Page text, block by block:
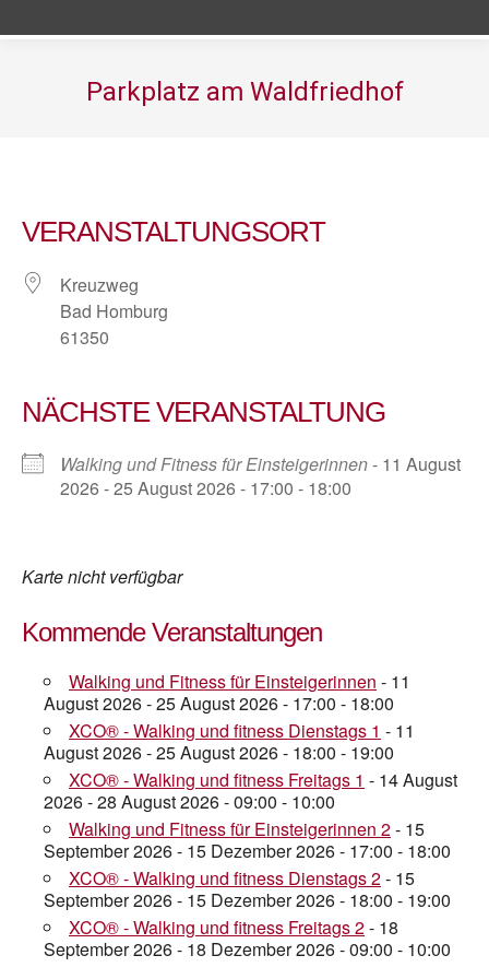
Parkplatz am Waldfriedhof
VERANSTALTUNGSORT
Kreuzweg
Bad Homburg
61350
NÄCHSTE VERANSTALTUNG
Walking und Fitness für Einsteigerinnen- 11 August
2026 - 25 August 2026 - 17:00 - 18:00
Karte nicht verfügbar
Kommende Veranstaltungen
Walking und Fitness für Einsteigerinnen - 11
August 2026 - 25 August 2026 - 17:00 - 18:00
XCO® - Walking und fitness Dienstags 1 - 11
August 2026 - 25 August 2026 - 18:00 - 19:00
XCO® - Walking und fitness Freitags 1 - 14 August
2026 - 28 August 2026 - 09:00 - 10:00
Walking und Fitness für Einsteigerinnen 2- 15
September 2026 - 15 Dezember 2026 - 17:00 - 18:00
XCO® - Walking und fitness Dienstags 2- 15
September 2026 - 15 Dezember 2026 - 18:00 - 19:00
XCO® - Walking und fitness Freitags 2- 18
September 2026 - 18 Dezember 2026 - 09:00 - 10:00